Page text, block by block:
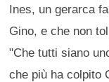
Ines, un gerarca
Gino, e che non
"Che tutti siano
che più ha colpito